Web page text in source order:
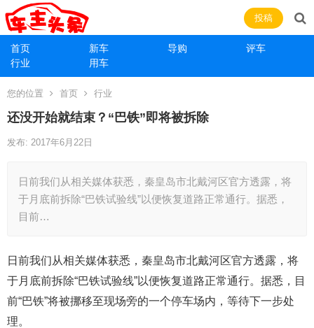
首页 新车 导购
评车
行业
用车
投稿
您的位置 首页 行业
还没开始就结束？“巴铁”即将被拆除
发布: 2017年6月22日
日前我们从相关媒体获悉，秦皇岛市北戴河区官方透露，将
于月底前拆除“巴铁试验线”以便恢复道路正常通行。据悉，
目前…
日前我们从相关媒体获悉，秦皇岛市北戴河区官方透露，将
于月底前拆除“巴铁试验线”以便恢复道路正常通行。据悉，目
前“巴铁”将被挪移至现场旁的一个停车场内，等待下一步处
理。